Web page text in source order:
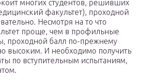
многих студентов, решивших
факультет), проходной
Несмотря на то что
проще, чем в профильные
проходной балл по-прежнему
высоким. И необходимо получить
по вступительным испытаниям,